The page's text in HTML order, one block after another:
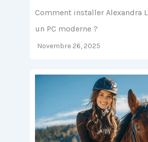
Comment installer Alexandra
un PC moderne ?
Novembre 26, 2025